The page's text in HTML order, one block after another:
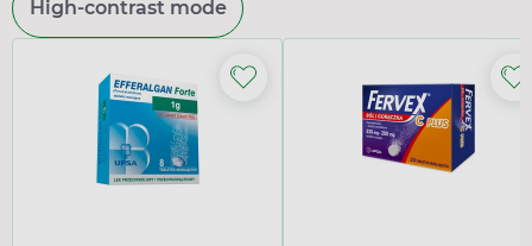
High-contrast mode